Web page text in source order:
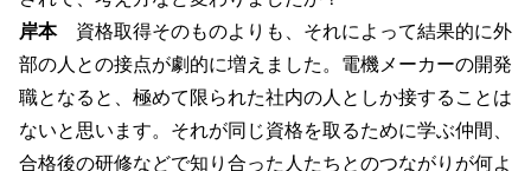
岸本資格取得そのものよりも、それによって結果的に外
部の人との接点が劇的に増えました。電機メーカーの開発
職となると、極めて限られた社内の人としか接することは
ないと思います。それが同じ資格を取るために学ぶ仲間、
合格後の研修などで知り合った人たちとのつながりが何よ